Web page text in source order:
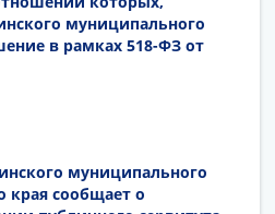
муниципального
в рамках 518-ФЗ от
муниципального
края сообщает о